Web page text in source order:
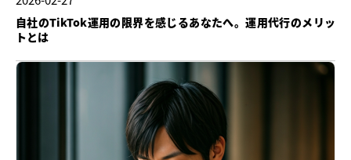
自社のTikTok運用の限界を感じるあなたへ。運用代行のメリッ
トとは